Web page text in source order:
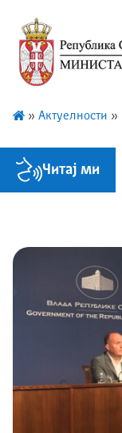
» Актуелности »
Читај ми